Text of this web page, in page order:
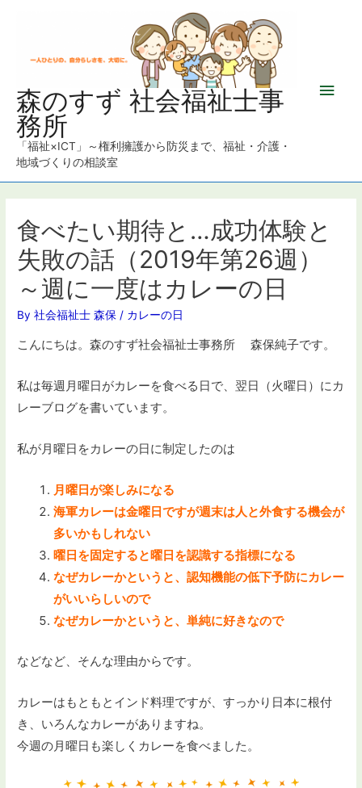
森のすず 社会福祉士事
務所
「福祉×ICT」～権利擁護から防災まで、福祉・介護・
地域づくりの相談室
メ
ニ
食べたい期待と…成功体験と
失敗の話（2019年第26週）
～週に一度はカレーの日
By社会福祉士 森保 / カレーの日
こんにちは。森のすず社会福祉士事務所 森保純子です。
私は毎週月曜日がカレーを食べる日で、翌日（火曜日）にカ
レーブログを書いています。
私が月曜日をカレーの日に制定したのは
月曜日が楽しみになる
海軍カレーは金曜日ですが週末は人と外食する機会が
多いかもしれない
曜日を固定すると曜日を認識する指標になる
なぜカレーかというと、認知機能の低下予防にカレー
がいいらしいので
なぜカレーかというと、単純に好きなので
などなど、そんな理由からです。
カレーはもともとインド料理ですが、すっかり日本に根付
き、いろんなカレーがありますね。
今週の月曜日も楽しくカレーを食べました。